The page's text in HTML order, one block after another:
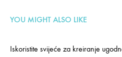
YOU MIGHT ALSO LIKE
Iskoristite svijeće za kreiranje